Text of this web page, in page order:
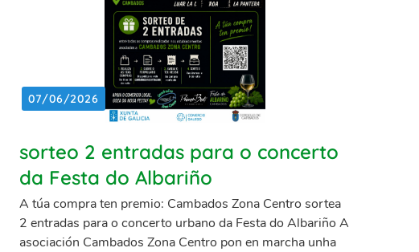
07/06/2026
sorteo 2 entradas para o concerto
da Festa do Albariño
A túa compra ten premio: Cambados Zona Centro sortea
2 entradas para o concerto urbano da Festa do Albariño A
asociación Cambados Zona Centro pon en marcha unha